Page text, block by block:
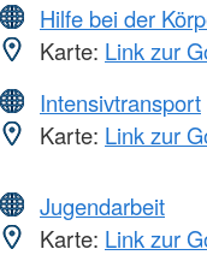
Hilfe bei der
Karte: Link zur
Intensivtransport
Karte: Link zur
Jugendarbeit
Karte: Link zur